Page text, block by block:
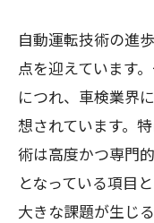
自動運転技術の進
点を迎えています
につれ、車検業界
想されています。
術は高度かつ専門
となっている項目
大きな課題が生じ